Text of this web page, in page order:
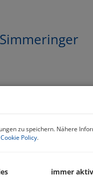
zu speichern. Nähere
Cookie Policy.
immer aktiv